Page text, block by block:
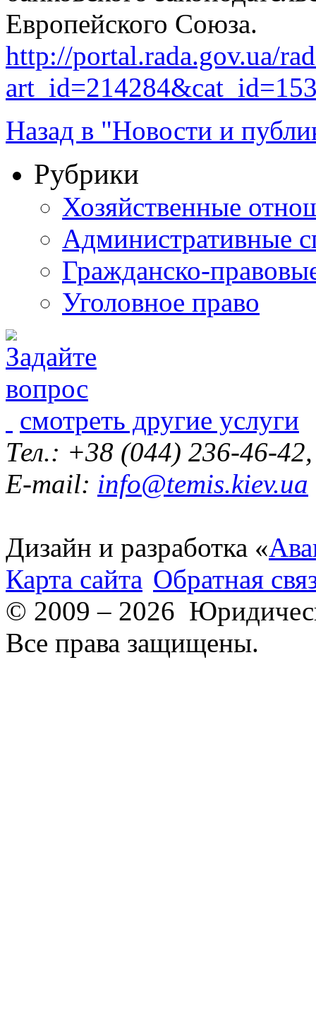
Европейского Союза.
http://portal.rada.gov.ua/
Назад в "Новости и
Рубрики
Хозяйственные
Административные
Гражданско-
Уголовное право
смотреть другие услуги
Тел.: +38 (044) 236-46-
E-mail: info@temis.kiev.ua
Дизайн и разработка «
Карта сайта Обратная
© 2009 – 2026
Все права защищены.